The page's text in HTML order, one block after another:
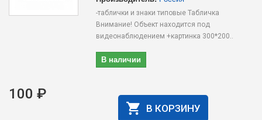
-таблички и знаки типовые Табличка
Внимание! Объект находится под
видеонаблюдением +картинка 300*200..
В наличии
100 ₽
В КОРЗИНУ